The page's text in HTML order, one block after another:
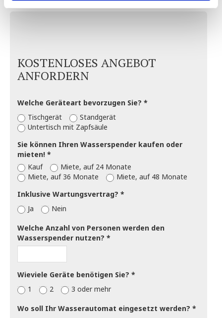
KOSTENLOSES ANGEBOT
ANFORDERN
Welche Geräteart bevorzugen Sie?
Tischgerät
Standgerät
Untertisch mit Zapfsäule
Sie können Ihren Wasserspender kaufen oder
mieten!
Kauf
Miete, auf 24 Monate
Miete, auf 36 Monate
Miete, auf 48 Monate
Inklusive Wartungsvertrag?
Ja
Nein
Welche Anzahl von Personen werden den
Wasserspender nutzen?
Wieviele Geräte benötigen Sie?
1
2 3 oder mehr
Wo soll Ihr Wasserautomat eingesetzt werden?